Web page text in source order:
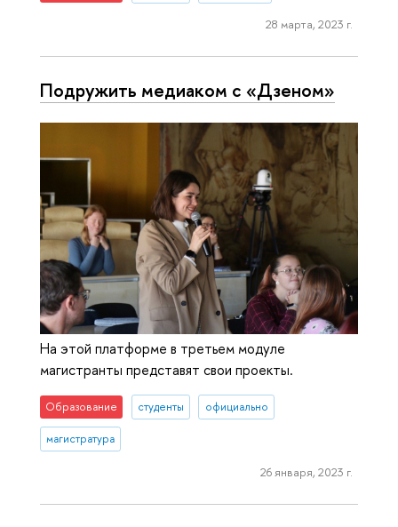
28 марта, 2023 г.
Подружить медиаком с «Дзеном»
На этой платформе в третьем модуле
магистранты представят свои проекты.
Образование студенты официально
магистратура
26 января, 2023 г.